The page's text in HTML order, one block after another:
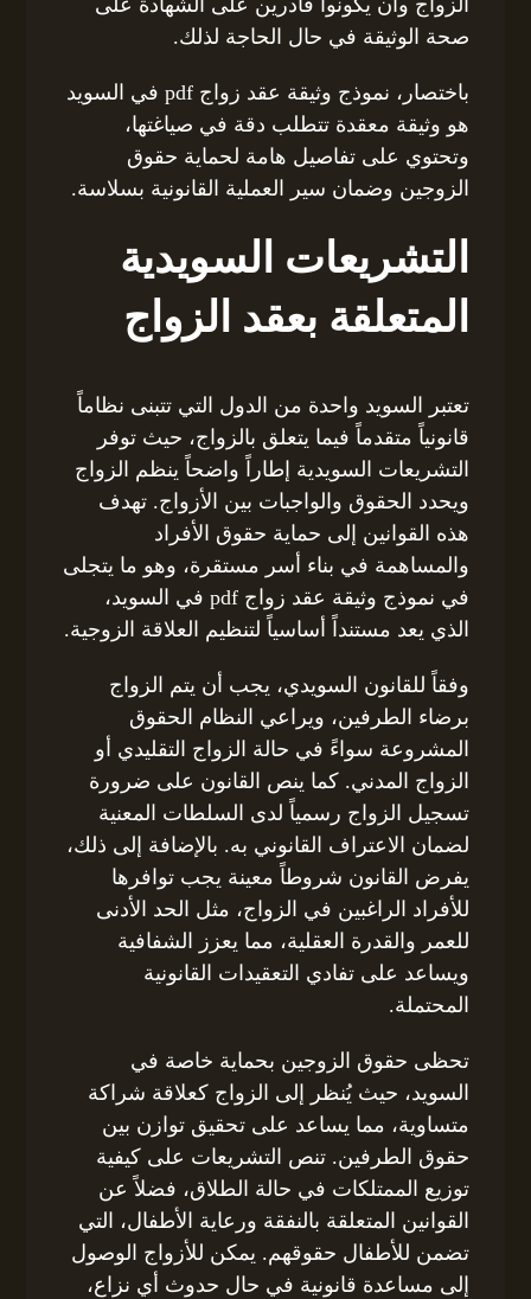
الزواج وأن يكونوا قادرين على الشهادة على
صحة الوثيقة في حال الحاجة لذلك.
باختصار، نموذج وثيقة عقد زواج pdf في السويد
هو وثيقة معقدة تتطلب دقة في صياغتها،
وتحتوي على تفاصيل هامة لحماية حقوق
الزوجين وضمان سير العملية القانونية بسلاسة.
التشريعات السويدية
المتعلقة بعقد الزواج
تعتبر السويد واحدة من الدول التي تتبنى نظاماً
قانونياً متقدماً فيما يتعلق بالزواج، حيث توفر
التشريعات السويدية إطاراً واضحاً ينظم الزواج
ويحدد الحقوق والواجبات بين الأزواج. تهدف
هذه القوانين إلى حماية حقوق الأفراد
والمساهمة في بناء أسر مستقرة، وهو ما يتجلى
في نموذج وثيقة عقد زواج pdf في السويد،
الذي يعد مستنداً أساسياً لتنظيم العلاقة الزوجية.
وفقاً للقانون السويدي، يجب أن يتم الزواج
برضاء الطرفين، ويراعي النظام الحقوق
المشروعة سواءً في حالة الزواج التقليدي أو
الزواج المدني. كما ينص القانون على ضرورة
تسجيل الزواج رسمياً لدى السلطات المعنية
لضمان الاعتراف القانوني به. بالإضافة إلى ذلك،
يفرض القانون شروطاً معينة يجب توافرها
للأفراد الراغبين في الزواج، مثل الحد الأدنى
للعمر والقدرة العقلية، مما يعزز الشفافية
ويساعد على تفادي التعقيدات القانونية
المحتملة.
تحظى حقوق الزوجين بحماية خاصة في
السويد، حيث يُنظر إلى الزواج كعلاقة شراكة
متساوية، مما يساعد على تحقيق توازن بين
حقوق الطرفين. تنص التشريعات على كيفية
توزيع الممتلكات في حالة الطلاق، فضلاً عن
القوانين المتعلقة بالنفقة ورعاية الأطفال، التي
تضمن للأطفال حقوقهم. يمكن للأزواج الوصول
إلى مساعدة قانونية في حال حدوث أي نزاع،